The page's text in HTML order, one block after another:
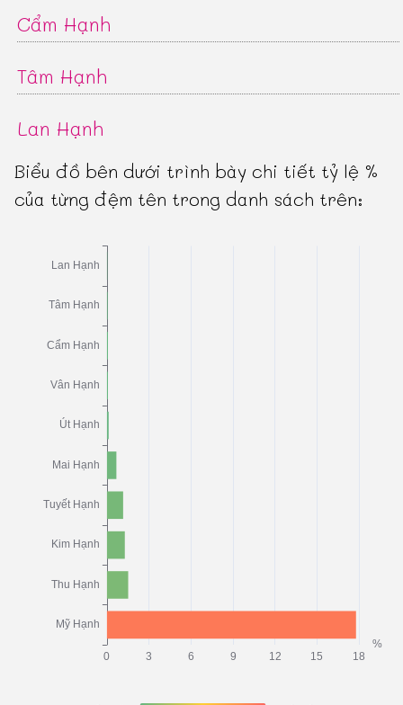
Cẩm Hạnh
Tâm Hạnh
Lan Hạnh
Biểu đồ bên dưới trình bày chi tiết tỷ lệ %
của từng đệm tên trong danh sách trên: